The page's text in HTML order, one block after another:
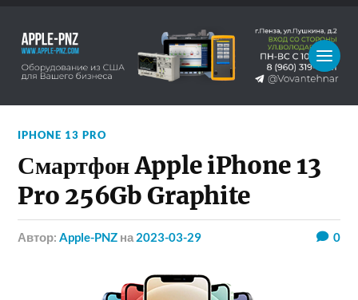
IPHONE 13 PRO
Смартфон Apple iPhone 13
Pro 256Gb Graphite
Автор:Apple-PNZ на 2023-03-29 0